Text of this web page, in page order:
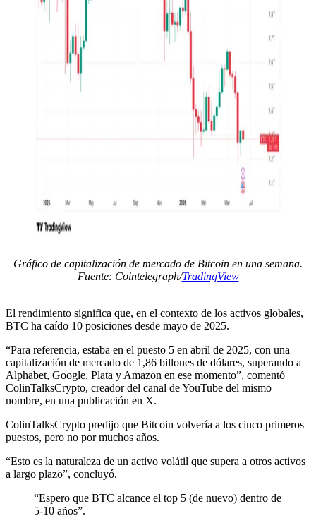
Gráfico de capitalización de mercado de Bitcoin en una semana.
Fuente: Cointelegraph/TradingView
El rendimiento significa que, en el contexto de los activos globales,
BTC ha caído 10 posiciones desde mayo de 2025.
“Para referencia, estaba en el puesto 5 en abril de 2025, con una
capitalización de mercado de 1,86 billones de dólares, superando a
Alphabet, Google, Plata y Amazon en ese momento”, comentó
ColinTalksCrypto, creador del canal de YouTube del mismo
nombre, en una publicación en X.
ColinTalksCrypto predijo que Bitcoin volvería a los cinco primeros
puestos, pero no por muchos años.
“Esto es la naturaleza de un activo volátil que supera a otros activos
a largo plazo”, concluyó.
“Espero que BTC alcance el top 5 (de nuevo) dentro de
5-10 años”.